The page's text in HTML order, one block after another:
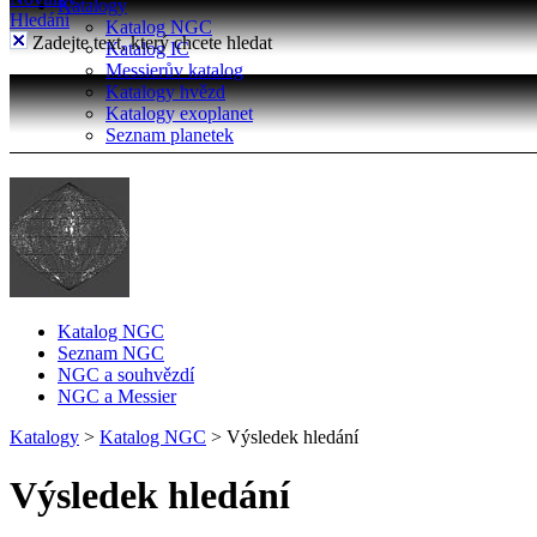
Katalogy
Katalog NGC
Katalog IC
Messierův katalog
Katalogy hvězd
Katalogy exoplanet
Seznam planetek
Hledání
Zadejte text, který chcete hledat
Katalog NGC
Seznam NGC
NGC a souhvězdí
NGC a Messier
Katalogy > Katalog NGC > Výsledek hledání
Výsledek hledání